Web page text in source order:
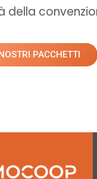
della
PACCHETTI